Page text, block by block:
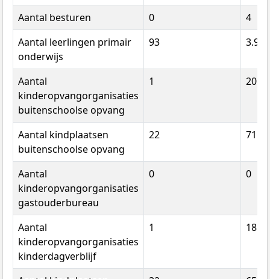
Aantal besturen 0
4
Aantal leerlingen primair
onderwijs
93 3.941
Aantal
kinderopvangorganisaties
buitenschoolse opvang
1 20
Aantal kindplaatsen
buitenschoolse opvang
22 715
Aantal
kinderopvangorganisaties
gastouderbureau
0 0
Aantal
kinderopvangorganisaties
kinderdagverblijf
1 18